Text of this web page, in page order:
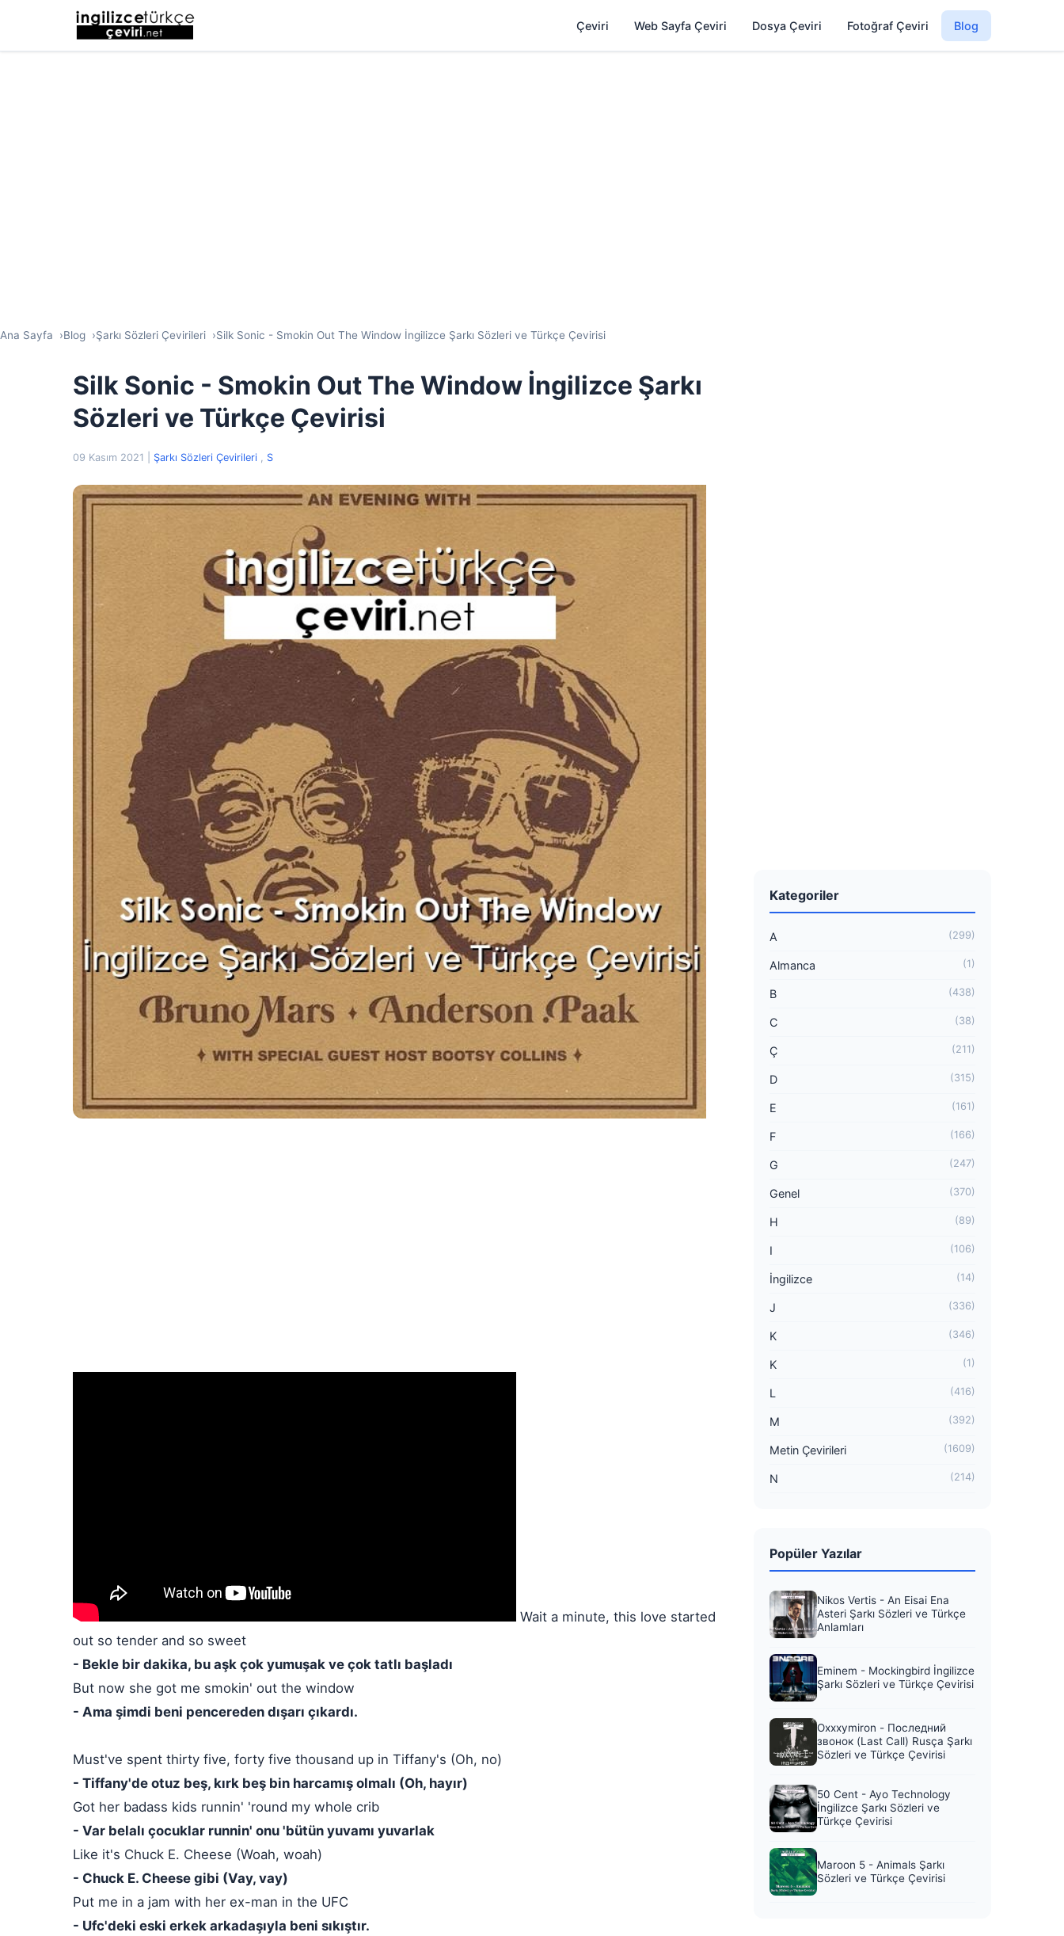
Çeviri Web Sayfa Çeviri Dosya Çeviri Fotoğraf Çeviri Blog
Ana Sayfa Blog Şarkı Sözleri Çevirileri Silk Sonic - Smokin Out The Window İngilizce Şarkı Sözleri ve Türkçe Çevirisi
Silk Sonic - Smokin Out The Window İngilizce Şarkı
Sözleri ve Türkçe Çevirisi
09 Kasım 2021 Şarkı Sözleri Çevirileri , S
Wait a minute, this love started
out so tender and so sweet
- Bekle bir dakika, bu aşk çok yumuşak ve çok tatlı başladı
But now she got me smokin' out the window
- Ama şimdi beni pencereden dışarı çıkardı.
Must've spent thirty five, forty five thousand up in Tiffany's (Oh, no)
- Tiffany'de otuz beş, kırk beş bin harcamış olmalı (Oh, hayır)
Got her badass kids runnin' 'round my whole crib
- Var belalı çocuklar runnin' onu 'bütün yuvamı yuvarlak
Like it's Chuck E. Cheese (Woah, woah)
- Chuck E. Cheese gibi (Vay, vay)
Put me in a jam with her ex-man in the UFC
- Ufc'deki eski erkek arkadaşıyla beni sıkıştır.
Kategoriler
A (299)
Almanca (1)
B (438)
C (38)
Ç (211)
D (315)
E (161)
F (166)
G (247)
Genel (370)
H (89)
I (106)
İngilizce (14)
J (336)
K (346)
K (1)
L (416)
M (392)
Metin Çevirileri (1609)
N (214)
Popüler Yazılar
Nikos Vertis - An Eisai Ena
Asteri Şarkı Sözleri ve Türkçe
Anlamları
Eminem - Mockingbird İngilizce
Şarkı Sözleri ve Türkçe Çevirisi
Oxxxymiron - Последний
звонок (Last Call) Rusça Şarkı
Sözleri ve Türkçe Çevirisi
50 Cent - Ayo Technology
İngilizce Şarkı Sözleri ve
Türkçe Çevirisi
Maroon 5 - Animals Şarkı
Sözleri ve Türkçe Çevirisi